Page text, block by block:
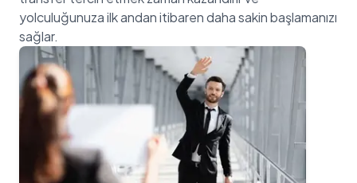
yolculuğunuza ilk andan itibaren daha sakin başlamanızı